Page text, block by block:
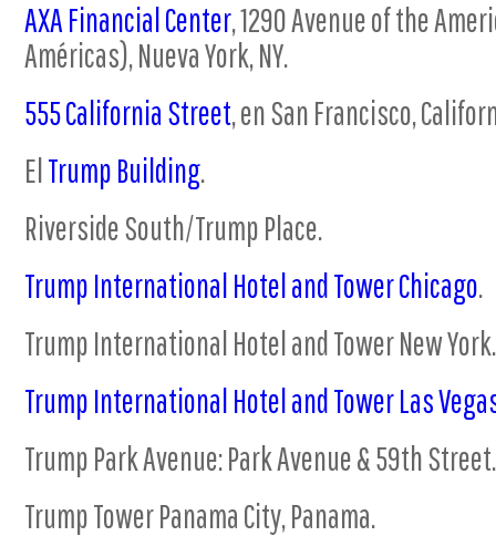
AXA Financial Center, 1290 Avenue of the
Américas), Nueva York, NY.
555 California Street, en San Francisco,
El Trump Building.
Riverside South/Trump Place.
Trump International Hotel and Tower Chicago.
Trump International Hotel and Tower New York.
Trump International Hotel and Tower Las
Trump Park Avenue: Park Avenue & 59th Street.
Trump Tower Panama City, Panama.